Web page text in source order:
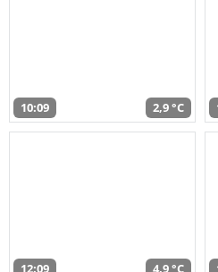
10:09 2,9 °C
12:09 4,9 °C